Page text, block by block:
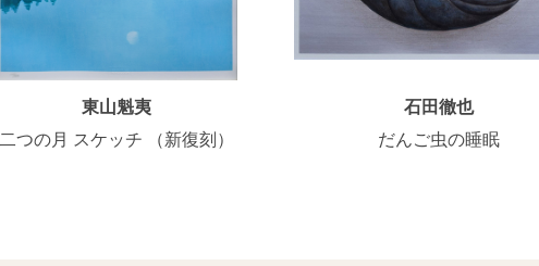
東山魁夷
二つの月 スケッチ （新復刻）
石田徹也
だんご虫の睡眠